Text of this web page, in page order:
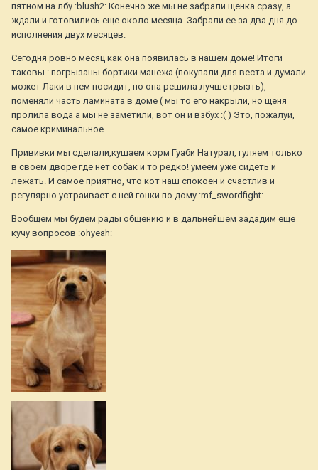
пятном на лбу :blush2: Конечно же мы не забрали щенка сразу, а
ждали и готовились еще около месяца. Забрали ее за два дня до
исполнения двух месяцев.
Сегодня ровно месяц как она появилась в нашем доме! Итоги
таковы : погрызаны бортики манежа (покупали для веста и думали
может Лаки в нем посидит, но она решила лучше грызть),
поменяли часть ламината в доме ( мы то его накрыли, но щеня
пролила вода а мы не заметили, вот он и взбух :( ) Это, пожалуй,
самое криминальное.
Прививки мы сделали,кушаем корм Гуаби Натурал, гуляем только
в своем дворе где нет собак и то редко! умеем уже сидеть и
лежать. И самое приятно, что кот наш спокоен и счастлив и
регулярно устраивает с ней гонки по дому :mf_swordfight:
Вообщем мы будем рады общению и в дальнейшем зададим еще
кучу вопросов :ohyeah: